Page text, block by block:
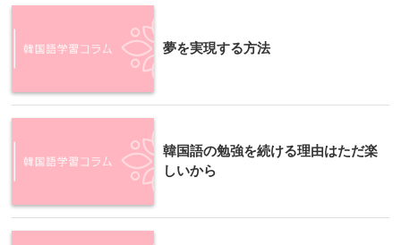
夢を実現する方法
韓国語の勉強を続ける理由はただ楽
しいから